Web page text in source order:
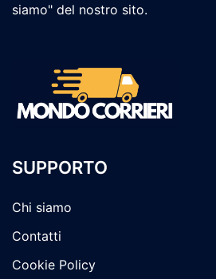
siamo" del nostro sito.
SUPPORTO
Chi siamo
Contatti
Cookie Policy